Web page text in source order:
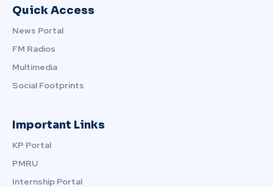
Quick Access
News Portal
FM Radios
Multimedia
Social Footprints
Important Links
KP Portal
PMRU
Internship Portal